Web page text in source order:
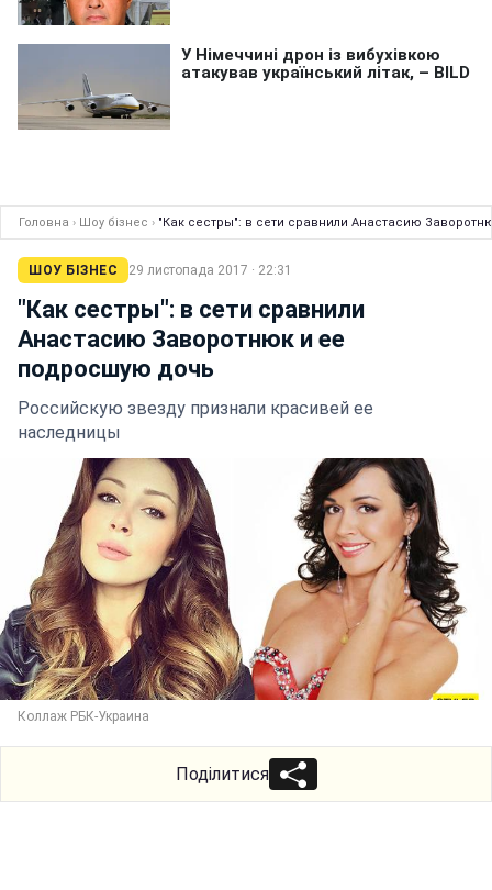
Головна › Шоу бізнес › "Как сестры": в сети сравнили Анастасию
ШОУ БІЗНЕС 29 листопада 2017 · 22:31
"Как сестры": в сети сравнили
Анастасию Заворотнюк и ее
подросшую дочь
Российскую звезду признали красивей ее
наследницы
Коллаж РБК-Украина
Поділитися